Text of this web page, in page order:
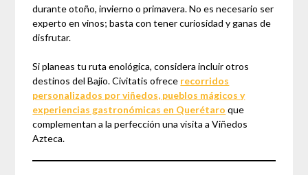
durante otoño, invierno o primavera. No es necesario ser
experto en vinos; basta con tener curiosidad y ganas de
disfrutar.
Si planeas tu ruta enológica, considera incluir otros
destinos del Bajío. Civitatis ofrece recorridos
personalizados por viñedos, pueblos mágicos y
experiencias gastronómicas en Querétaro que
complementan a la perfección una visita a Viñedos
Azteca.